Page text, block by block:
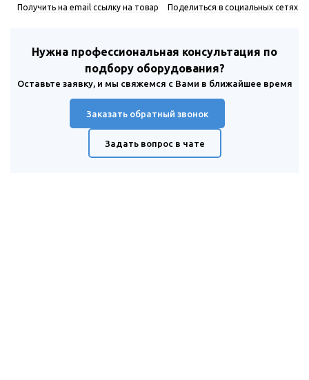
Получить на email ссылку на товар Поделиться в социальных сетях
Нужна профессиональная консультация по
подбору оборудования?
Оставьте заявку, и мы свяжемся с Вами в ближайшее время
Заказать обратный звонок
Задать вопрос в чате